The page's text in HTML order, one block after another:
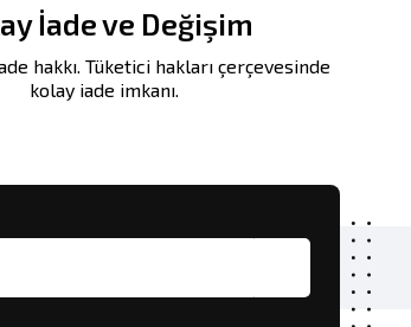
İade ve Değişim
hakkı. Tüketici hakları çerçevesinde
kolay iade imkanı.